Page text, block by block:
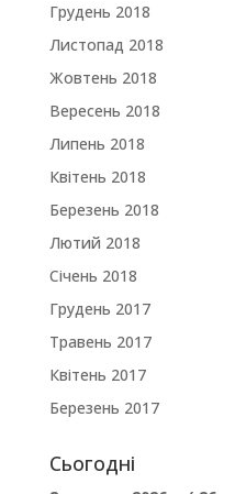
Грудень 2018
Листопад 2018
Жовтень 2018
Вересень 2018
Липень 2018
Квітень 2018
Березень 2018
Лютий 2018
Січень 2018
Грудень 2017
Травень 2017
Квітень 2017
Березень 2017
Сьогодні